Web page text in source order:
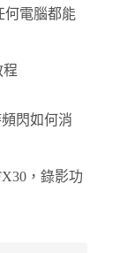
何電腦都能
程
閃如何消
，錄影功